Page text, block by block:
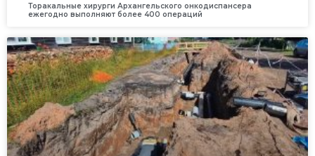
Торакальные хирурги Архангельского онкодиспансера
ежегодно выполняют более 400 операций